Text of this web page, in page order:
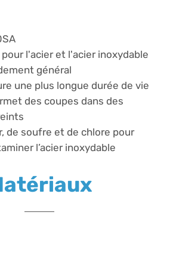
l'acier et l'acier inoxydable
général
une plus longue durée de vie
des coupes dans des
de soufre et de chlore pour
l’acier inoxydable